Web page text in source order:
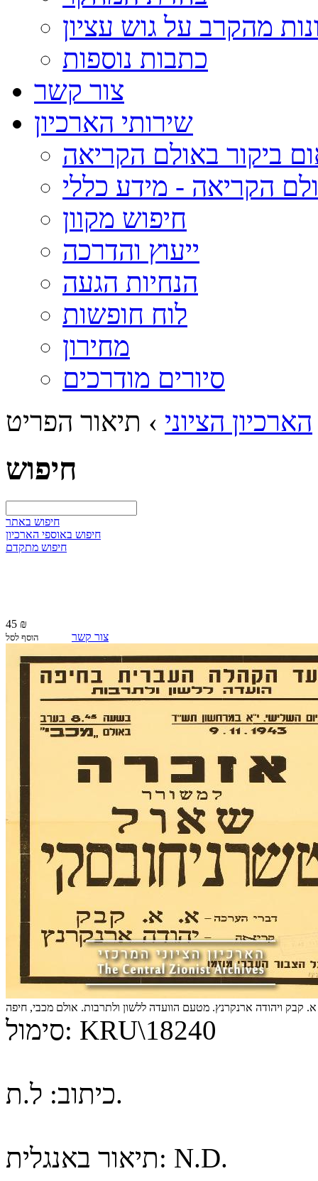
מהקרב על גוש עציון
כתבות נוספות
צור קשר
שירותי הארכיון
ביקור באולם הקריאה
הקריאה - מידע כללי
חיפוש מקוון
ייעוץ והדרכה
הנחיות הגעה
לוח חופשות
מחירון
סיורים מודרכים
הארכיון הציוני › תיאור הפריט
חיפוש
חיפוש באתר
חיפוש באוספי הארכיון
חיפוש מתקדם
45 ₪
הוסף לסל צור קשר
קבק ויהודה ארנקרנץ. מטעם הוועדה ללשון ולתרבות. אולם מכבי, חיפה
סימול: KRU\18240
כיתוב:ל.ת.
תיאור באנגלית: N.D.